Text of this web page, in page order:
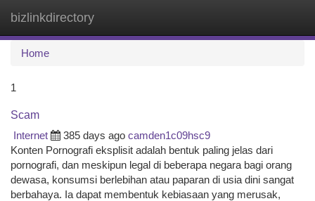
bizlinkdirectory
Home
1
Scam
Internet
385 days ago camden1c09hsc9
Konten Pornografi eksplisit adalah bentuk paling jelas dari
pornografi, dan meskipun legal di beberapa negara bagi orang
dewasa, konsumsi berlebihan atau paparan di usia dini sangat
berbahaya. Ia dapat membentuk kebiasaan yang merusak,